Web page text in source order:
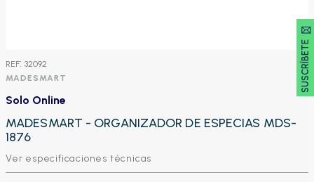
SUSCRÍBETE 🖂
:32092
MADESMART
Solo Online
MADESMART - ORGANIZADOR DE ESPECIAS
MDS-1876
Ver especificaciones técnicas